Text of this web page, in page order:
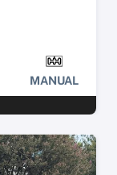
MANUAL